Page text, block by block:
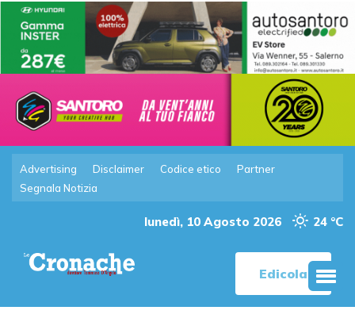
Advertising Disclaimer Codice etico
Partner
Segnala Notizia
lunedì, 10 Agosto 2026 24 °C
Edicola